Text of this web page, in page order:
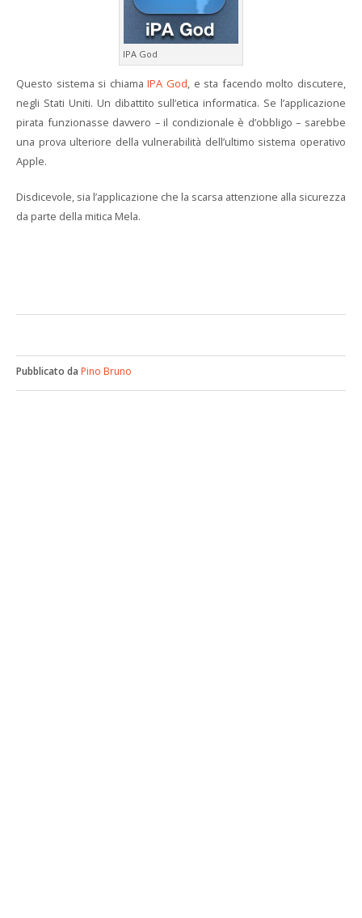
IPA God
Questo sistema si chiamaIPA God, e sta facendo molto discutere,
negli Stati Uniti. Un dibattito sull’etica informatica. Se l’applicazione
pirata funzionasse davvero – il condizionale è d’obbligo – sarebbe
una prova ulteriore della vulnerabilità dell’ultimo sistema operativo
Apple.
Disdicevole, sia l’applicazione che la scarsa attenzione alla sicurezza
da parte della mitica Mela.
Pubblicato da Pino Bruno